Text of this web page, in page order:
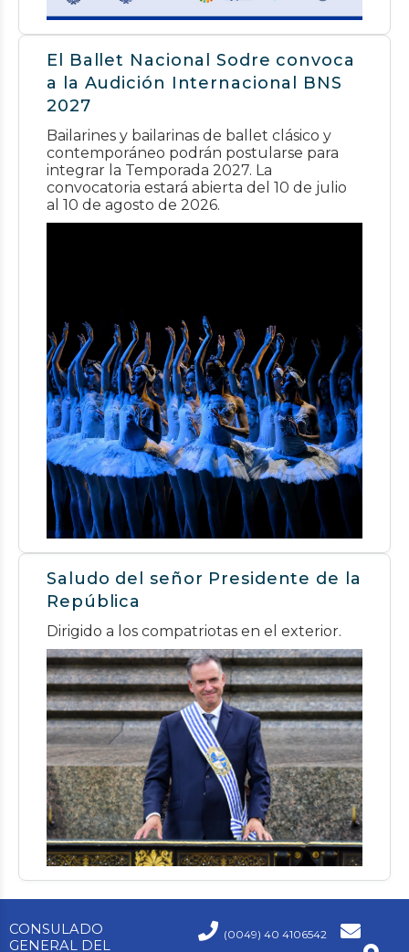
El Ballet Nacional Sodre convoca
a la Audición Internacional BNS
2027
Bailarines y bailarinas de ballet clásico y
contemporáneo podrán postularse para
integrar la Temporada 2027. La
convocatoria estará abierta del 10 de julio
al 10 de agosto de 2026.
Saludo del señor Presidente de la
República
Dirigido a los compatriotas en el exterior.
CONSULADO
GENERAL DEL
(0049) 40 4106542